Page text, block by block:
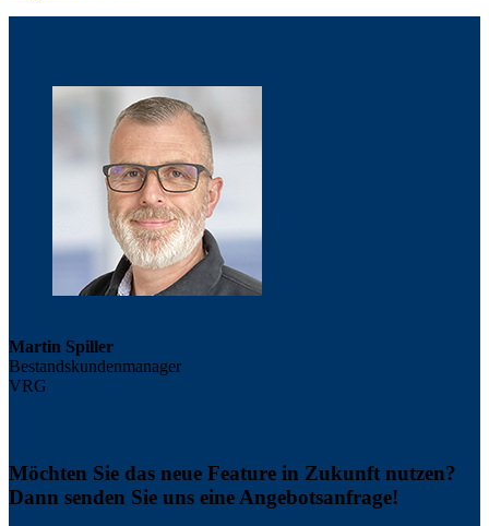
Martin Spiller
Bestandskundenmanager
VRG
Möchten Sie das neue Feature in Zukunft nutzen?
Dann senden Sie uns eine Angebotsanfrage!